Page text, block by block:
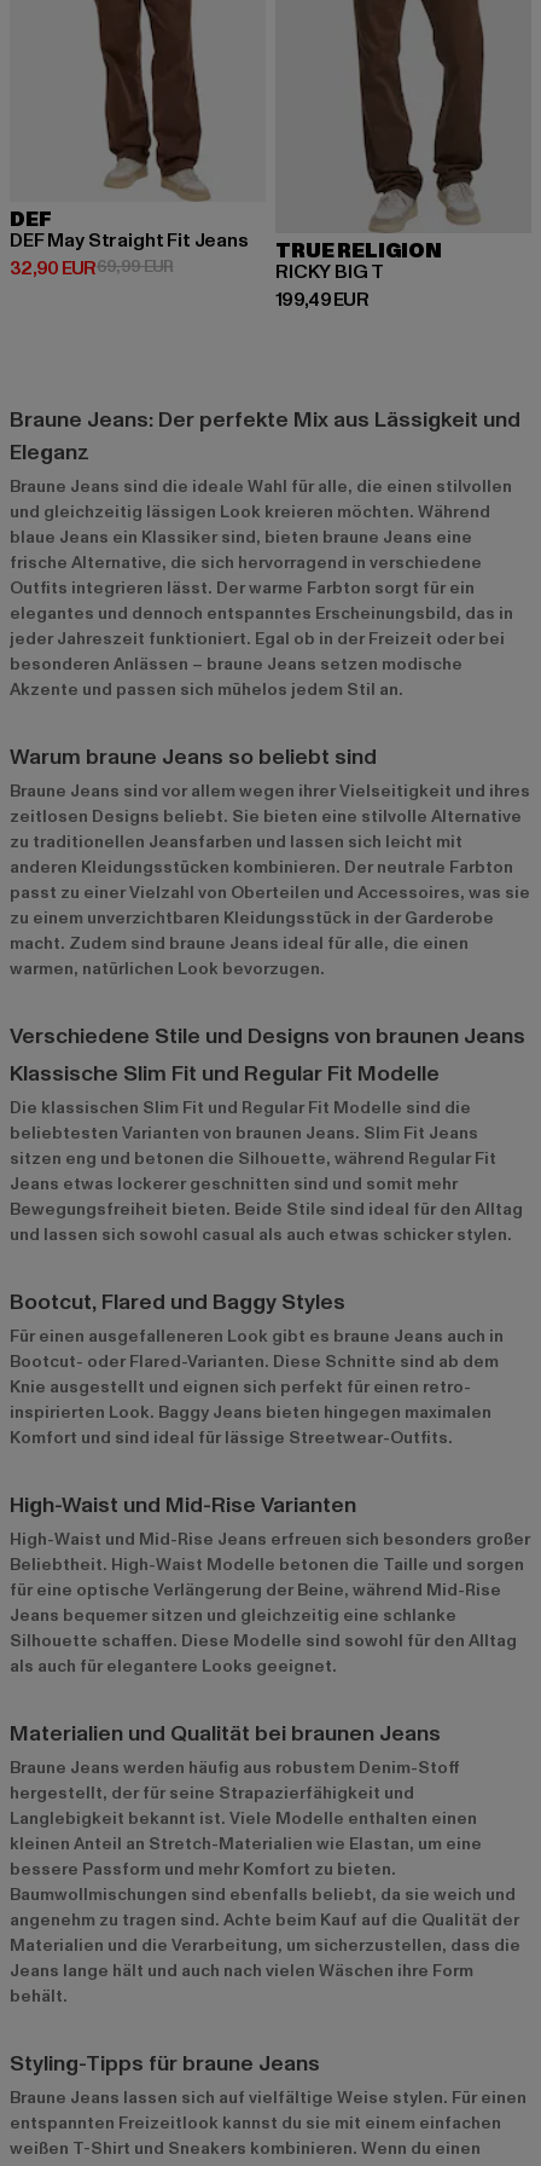
DEF
DEF May Straight Fit Jeans
32,90 EUR
Derzeitiger Preis: 32,90 EUR
69,99 EURAktionspreis: 69,99 EUR
TRUE RELIGION
RICKY BIG T
199,49 EUR
Derzeitiger Preis: 199,49 EUR
Braune Jeans: Der perfekte Mix aus Lässigkeit und
Eleganz
Braune Jeans sind die ideale Wahl für alle, die einen stilvollen
und gleichzeitig lässigen Look kreieren möchten. Während
blaue Jeans ein Klassiker sind, bieten braune Jeans eine
frische Alternative, die sich hervorragend in verschiedene
Outfits integrieren lässt. Der warme Farbton sorgt für ein
elegantes und dennoch entspanntes Erscheinungsbild, das in
jeder Jahreszeit funktioniert. Egal ob in der Freizeit oder bei
besonderen Anlässen – braune Jeans setzen modische
Akzente und passen sich mühelos jedem Stil an.
Warum braune Jeans so beliebt sind
Braune Jeans sind vor allem wegen ihrer Vielseitigkeit und ihres
zeitlosen Designs beliebt. Sie bieten eine stilvolle Alternative
zu traditionellen Jeansfarben und lassen sich leicht mit
anderen Kleidungsstücken kombinieren. Der neutrale Farbton
passt zu einer Vielzahl von Oberteilen und Accessoires, was sie
zu einem unverzichtbaren Kleidungsstück in der Garderobe
macht. Zudem sind braune Jeans ideal für alle, die einen
warmen, natürlichen Look bevorzugen.
Verschiedene Stile und Designs von braunen Jeans
Klassische Slim Fit und Regular Fit Modelle
Die klassischen Slim Fit und Regular Fit Modelle sind die
beliebtesten Varianten von braunen Jeans. Slim Fit Jeans
sitzen eng und betonen die Silhouette, während Regular Fit
Jeans etwas lockerer geschnitten sind und somit mehr
Bewegungsfreiheit bieten. Beide Stile sind ideal für den Alltag
und lassen sich sowohl casual als auch etwas schicker stylen.
Bootcut, Flared und Baggy Styles
Für einen ausgefalleneren Look gibt es braune Jeans auch in
Bootcut- oder Flared-Varianten. Diese Schnitte sind ab dem
Knie ausgestellt und eignen sich perfekt für einen retro-
inspirierten Look. Baggy Jeans bieten hingegen maximalen
Komfort und sind ideal für lässige Streetwear-Outfits.
High-Waist und Mid-Rise Varianten
High-Waist und Mid-Rise Jeans erfreuen sich besonders großer
Beliebtheit. High-Waist Modelle betonen die Taille und sorgen
für eine optische Verlängerung der Beine, während Mid-Rise
Jeans bequemer sitzen und gleichzeitig eine schlanke
Silhouette schaffen. Diese Modelle sind sowohl für den Alltag
als auch für elegantere Looks geeignet.
Materialien und Qualität bei braunen Jeans
Braune Jeans werden häufig aus robustem Denim-Stoff
hergestellt, der für seine Strapazierfähigkeit und
Langlebigkeit bekannt ist. Viele Modelle enthalten einen
kleinen Anteil an Stretch-Materialien wie Elastan, um eine
bessere Passform und mehr Komfort zu bieten.
Baumwollmischungen sind ebenfalls beliebt, da sie weich und
angenehm zu tragen sind. Achte beim Kauf auf die Qualität der
Materialien und die Verarbeitung, um sicherzustellen, dass die
Jeans lange hält und auch nach vielen Wäschen ihre Form
behält.
Styling-Tipps für braune Jeans
Braune Jeans lassen sich auf vielfältige Weise stylen. Für einen
entspannten Freizeitlook kannst du sie mit einem einfachen
weißen T-Shirt und Sneakers kombinieren. Wenn du einen